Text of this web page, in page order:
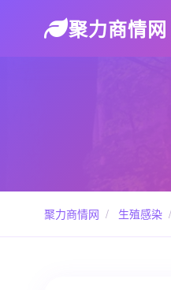
聚力商情网
聚力商情网 / 生殖感染 /